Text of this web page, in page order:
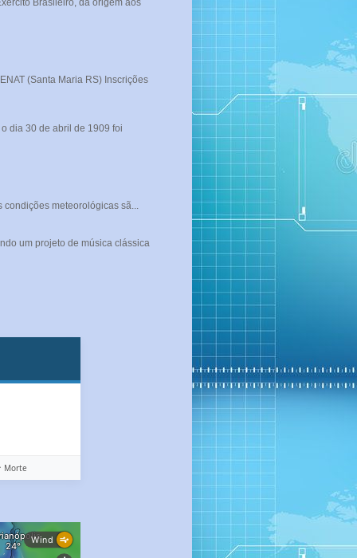
(Santa Maria RS) Inscrições
dia 30 de abril de 1909 foi
meteorológicas sã...
um projeto de música clássica
Morte